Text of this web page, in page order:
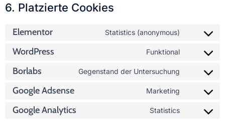
6. Platzierte Cookies
Elementor Statistics (anonymous)
WordPress Funktional
Borlabs Gegenstand der Untersuchung
Google Adsense Marketing
Google Analytics Statistics